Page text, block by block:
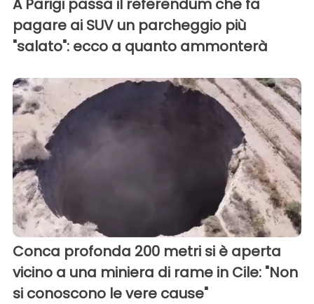
A Parigi passa il referendum che fa
pagare ai SUV un parcheggio più
"salato": ecco a quanto ammonterà
Conca profonda 200 metri si è aperta
vicino a una miniera di rame in Cile: "Non
si conoscono le vere cause"